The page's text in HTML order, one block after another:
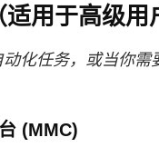
用于高级用
化任务，或当你需
(MMC)